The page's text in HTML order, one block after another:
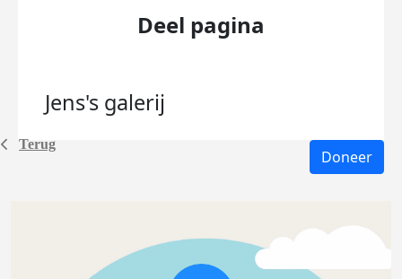
Terug
Deel pagina
Jens's galerij
Doneer